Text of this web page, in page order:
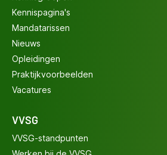
Kennispagina's
Mandatarissen
Nieuws
Opleidingen
Praktijkvoorbeelden
Vacatures
VVSG
VVSG-standpunten